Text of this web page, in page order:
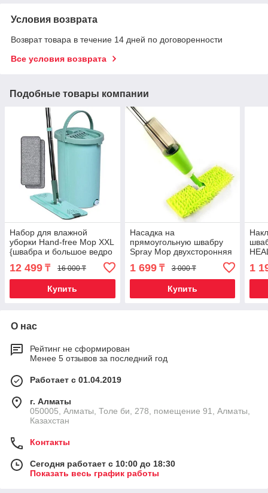
Условия возврата
Возврат товара в течение 14 дней по договоренности
Все условия возврата
Подобные товары компании
Набор для влажной
уборки Hand-free Mop XXL
{швабра и большое ведро
с механизмом отжима +
насадки}
12 499 ₸ 16 000 ₸
Купить
Насадка на
прямоугольную швабру
Spray Mop двухсторонняя
1 699₸ 3 000 ₸
Купить
1
О нас
Рейтинг не сформирован
Менее 5 отзывов за последний год
Работает с 01.04.2019
г. Алматы
050005, Алматы, Толе би, 278, помещение 91, Алматы,
Казахстан
Контакты
Сегодня работает с 10:00 до 18:30
Показать весь график работы